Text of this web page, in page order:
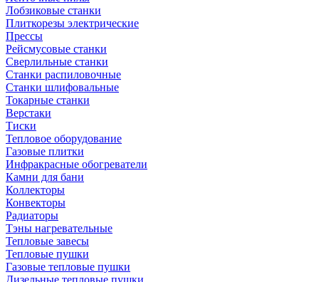
Лобзиковые станки
Плиткорезы электрические
Прессы
Рейсмусовые станки
Сверлильные станки
Станки распиловочные
Станки шлифовальные
Токарные станки
Верстаки
Тиски
Тепловое оборудование
Газовые плитки
Инфракрасные обогреватели
Камни для бани
Коллекторы
Конвекторы
Радиаторы
Тэны нагревательные
Тепловые завесы
Тепловые пушки
Газовые тепловые пушки
Дизельные тепловые пушки